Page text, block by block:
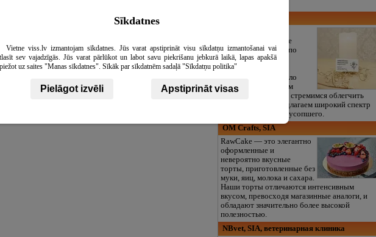
высококачественные
ритуальные услуги по
доступным ценам,
сохраняя качество.
Понимаем, как тяжело
прощаться с близким
человеком, поэтому стремимся облегчить
организацию и предлагаем широкий спектр
услуг для почтения усопшего.
OM Crafts, SIA
RawCake — это элегантно
оформленные и
невероятно вкусные
торты, приготовленные без
муки, яиц, молока и сахара.
Наши торты отличаются интенсивным
вкусом, превосходя магазинные аналоги, и
обладают значительно более высокой
полезностью.
NBvet, SIA, ветеринарная клиника
Sīkdatnes
Vietne viss.lv izmantojam sīkdatnes. Jūs varat apstiprināt visu sīkdatņu izmantošanai vai
sev vajadzīgās. Jūs varat pārlūkot un labot savu piekrišanu jebkurā laikā, lapas apakšā
uz saites "Manas sīkdatnes". Sīkāk par sīkdatnēm sadaļā "Sīkdatņu politika"
Pielāgot izvēli Apstiprināt visas